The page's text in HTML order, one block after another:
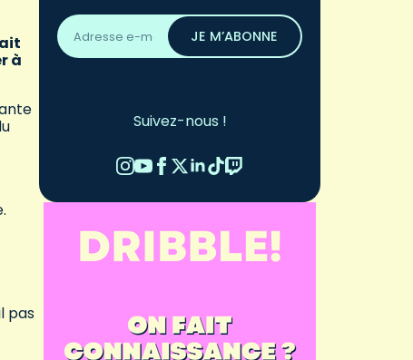
à
pas
Adresse
email
*
JE M’ABONNE
Suivez-nous !